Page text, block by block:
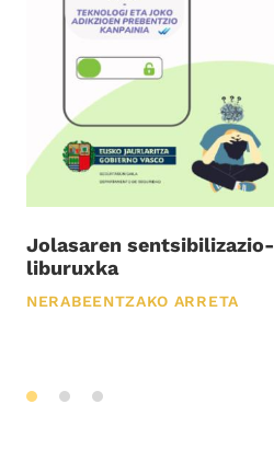
Jolasaren sentsibilizazio-
liburuxka
NERABEENTZAKO ARRETA